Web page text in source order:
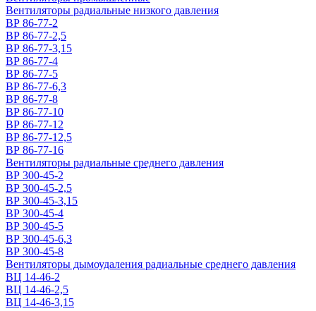
Вентиляторы радиальные низкого давления
ВР 86-77-2
ВР 86-77-2,5
ВР 86-77-3,15
ВР 86-77-4
ВР 86-77-5
ВР 86-77-6,3
ВР 86-77-8
ВР 86-77-10
ВР 86-77-12
ВР 86-77-12,5
ВР 86-77-16
Вентиляторы радиальные среднего давления
ВР 300-45-2
ВР 300-45-2,5
ВР 300-45-3,15
ВР 300-45-4
ВР 300-45-5
ВР 300-45-6,3
ВР 300-45-8
Вентиляторы дымоудаления радиальные среднего давления
ВЦ 14-46-2
ВЦ 14-46-2,5
ВЦ 14-46-3,15